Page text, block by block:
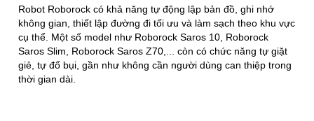
Robot Roborock có khả năng tự động lập bản đồ, ghi nhớ
không gian, thiết lập đường đi tối ưu và làm sạch theo khu vực
cụ thể. Một số model như Roborock Saros 10, Roborock
Saros Slim, Roborock Saros Z70,... còn có chức năng tự giặt
giẻ, tự đổ bụi, gần như không cần người dùng can thiệp trong
thời gian dài.